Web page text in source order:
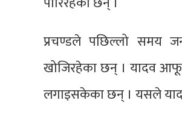
प्रचण्डले पछिल्लो समय
खोजिरहेका छन् । यादव
लगाइसकेका छन् । यसले